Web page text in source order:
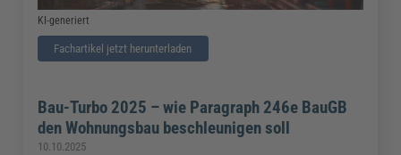
KI-generiert
Fachartikel jetzt herunterladen
Bau-Turbo 2025 – wie Paragraph 246e BauGB
den Wohnungsbau beschleunigen soll
10.10.2025